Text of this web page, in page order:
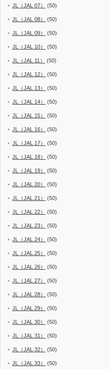
JL（JAL 07） (50)
JL（JAL 08） (50)
JL（JAL 09） (50)
JL（JAL 10） (50)
JL（JAL 11） (50)
JL（JAL 12） (50)
JL（JAL 13） (50)
JL（JAL 14） (50)
JL（JAL 15） (50)
JL（JAL 16） (50)
JL（JAL 17） (50)
JL（JAL 18） (50)
JL（JAL 19） (50)
JL（JAL 20） (50)
JL（JAL 21） (50)
JL（JAL 22） (50)
JL（JAL 23） (50)
JL（JAL 24） (50)
JL（JAL 25） (50)
JL（JAL 26） (50)
JL（JAL 27） (50)
JL（JAL 28） (50)
JL（JAL 29） (50)
JL（JAL 30） (50)
JL（JAL 31） (50)
JL（JAL 32） (50)
JL（JAL 33） (50)